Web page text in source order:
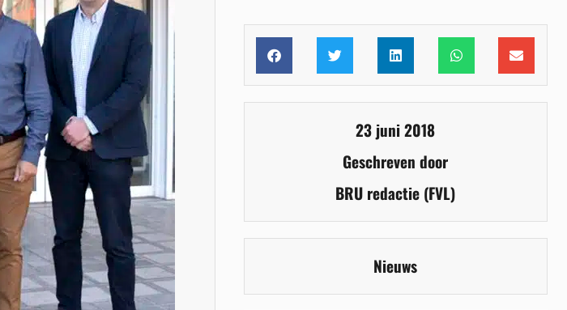
23 juni 2018
Geschreven door
BRU redactie (FVL)
Nieuws